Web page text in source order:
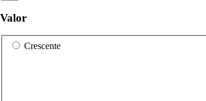
Valor
Crescente